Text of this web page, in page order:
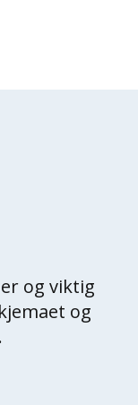
og viktig
og